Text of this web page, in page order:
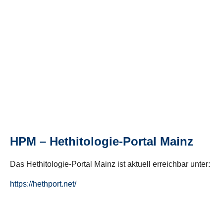
HPM – Hethitologie-Portal Mainz
Das Hethitologie-Portal Mainz ist aktuell erreichbar unter:
https://hethport.net/